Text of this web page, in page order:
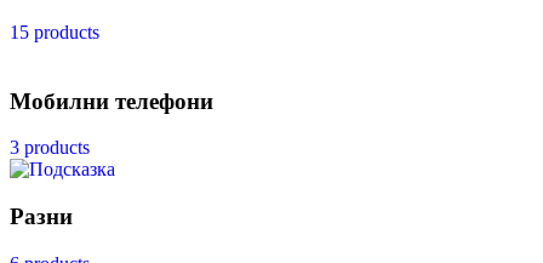
15 products
Мобилни телефони
3 products
Разни